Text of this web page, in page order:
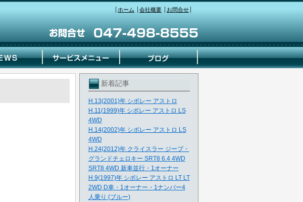
ホーム 会社概要 お問合せ
新着記事
H.13(2001)年 シボレー アストロ
H.11(1999)年 シボレー アストロ LS
4WD
H.14(2002)年 シボレー アストロ LS
4WD
H.24(2012)年 クライスラー ジープ・
グランドチェロキー SRT8 6.4 4WD
SRT8 4WD 新車並行・1オーナー
H.9(1997)年 シボレー アストロ LT LT
2WD D車・1オーナー・1ナンバー4
人乗り (ブルー)